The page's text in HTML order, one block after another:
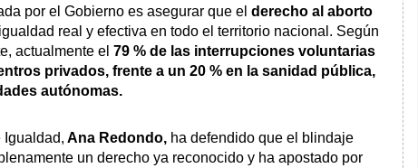
por el Gobierno es asegurar que el derecho al aborto
real y efectiva en todo el territorio nacional. Según
actualmente el 79 % de las interrupciones voluntarias
privados, frente a un 20 % en la sanidad pública,
autónomas.
Igualdad, Ana Redondo, ha defendido que el blindaje
un derecho ya reconocido y ha apostado por